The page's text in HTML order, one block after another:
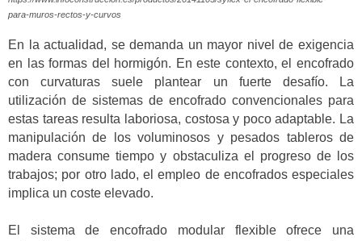
para-muros-rectos-y-curvos
En la actualidad, se demanda un mayor nivel de exigencia
en las formas del hormigón. En este contexto, el encofrado
con curvaturas suele plantear un fuerte desafío. La
utilización de sistemas de encofrado convencionales para
estas tareas resulta laboriosa, costosa y poco adaptable. La
manipulación de los voluminosos y pesados tableros de
madera consume tiempo y obstaculiza el progreso de los
trabajos; por otro lado, el empleo de encofrados especiales
implica un coste elevado.
El sistema de encofrado modular flexible ofrece una